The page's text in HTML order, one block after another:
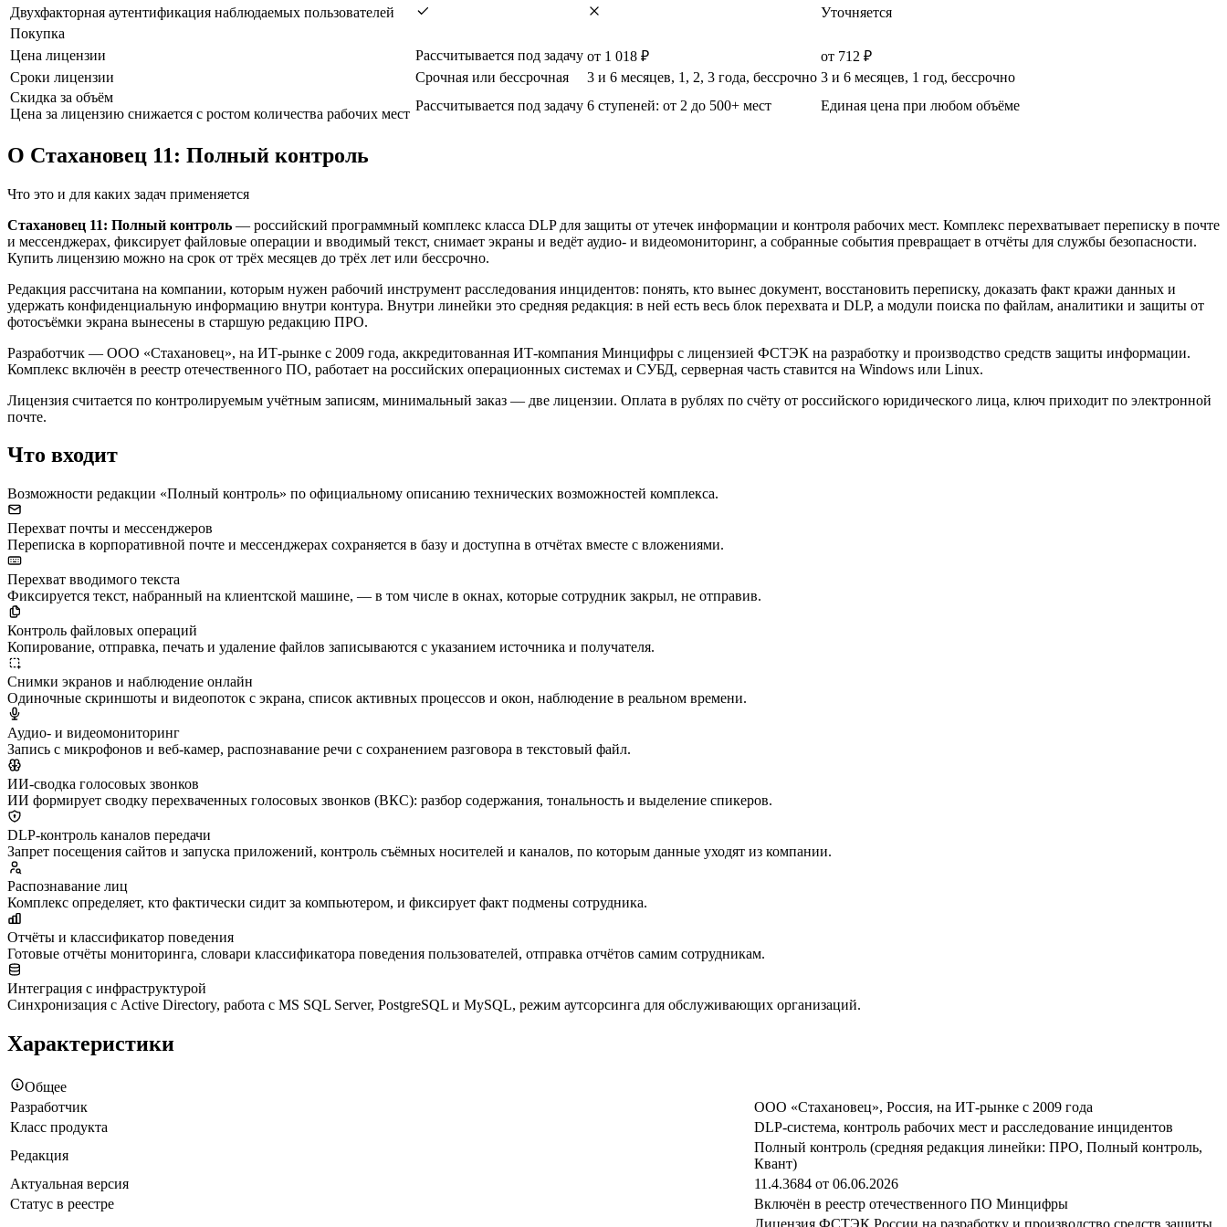
Двухфакторная аутентификация наблюдаемых пользователей
Уточняется
Покупка
Цена лицензии
Рассчитывается под задачу от 1 018 ₽
от 712 ₽
Сроки лицензии
Срочная или бессрочная 3 и 6 месяцев, 1, 2, 3 года, бессрочно 3 и 6 месяцев, 1 год, бессрочно
Скидка за объём
Цена за лицензию снижается с ростом количества рабочих мест
Рассчитывается под задачу 6 ступеней: от 2 до 500+ мест Единая цена при любом объёме
О Стахановец 11: Полный контроль
Что это и для каких задач применяется
Стахановец 11: Полный контроль — российский программный комплекс класса DLP для защиты от утечек информации и контроля рабочих мест. Комплекс перехватывает переписку в почте
и мессенджерах, фиксирует файловые операции и вводимый текст, снимает экраны и ведёт аудио- и видеомониторинг, а собранные события превращает в отчёты для службы безопасности.
Купить лицензию можно на срок от трёх месяцев до трёх лет или бессрочно.
Редакция рассчитана на компании, которым нужен рабочий инструмент расследования инцидентов: понять, кто вынес документ, восстановить переписку, доказать факт кражи данных и
удержать конфиденциальную информацию внутри контура. Внутри линейки это средняя редакция: в ней есть весь блок перехвата и DLP, а модули поиска по файлам, аналитики и защиты от
фотосъёмки экрана вынесены в старшую редакцию ПРО.
Разработчик — ООО «Стахановец», на ИТ-рынке с 2009 года, аккредитованная ИТ-компания Минцифры с лицензией ФСТЭК на разработку и производство средств защиты информации.
Комплекс включён в реестр отечественного ПО, работает на российских операционных системах и СУБД, серверная часть ставится на Windows или Linux.
Лицензия считается по контролируемым учётным записям, минимальный заказ — две лицензии. Оплата в рублях по счёту от российского юридического лица, ключ приходит по электронной
почте.
Что входит
Возможности редакции «Полный контроль» по официальному описанию технических возможностей комплекса.
Перехват почты и мессенджеров
Переписка в корпоративной почте и мессенджерах сохраняется в базу и доступна в отчётах вместе с вложениями.
Перехват вводимого текста
Фиксируется текст, набранный на клиентской машине, — в том числе в окнах, которые сотрудник закрыл, не отправив.
Контроль файловых операций
Копирование, отправка, печать и удаление файлов записываются с указанием источника и получателя.
Снимки экранов и наблюдение онлайн
Одиночные скриншоты и видеопоток с экрана, список активных процессов и окон, наблюдение в реальном времени.
Аудио- и видеомониторинг
Запись с микрофонов и веб-камер, распознавание речи с сохранением разговора в текстовый файл.
ИИ-сводка голосовых звонков
ИИ формирует сводку перехваченных голосовых звонков (ВКС): разбор содержания, тональность и выделение спикеров.
DLP-контроль каналов передачи
Запрет посещения сайтов и запуска приложений, контроль съёмных носителей и каналов, по которым данные уходят из компании.
Распознавание лиц
Комплекс определяет, кто фактически сидит за компьютером, и фиксирует факт подмены сотрудника.
Отчёты и классификатор поведения
Готовые отчёты мониторинга, словари классификатора поведения пользователей, отправка отчётов самим сотрудникам.
Интеграция с инфраструктурой
Синхронизация с Active Directory, работа с MS SQL Server, PostgreSQL и MySQL, режим аутсорсинга для обслуживающих организаций.
Характеристики
Общее
Разработчик
ООО «Стахановец», Россия, на ИТ-рынке с 2009 года
Класс продукта
DLP-система, контроль рабочих мест и расследование инцидентов
Редакция
Полный контроль (средняя редакция линейки: ПРО, Полный контроль,
Квант)
Актуальная версия
11.4.3684 от 06.06.2026
Статус в реестре
Включён в реестр отечественного ПО Минцифры